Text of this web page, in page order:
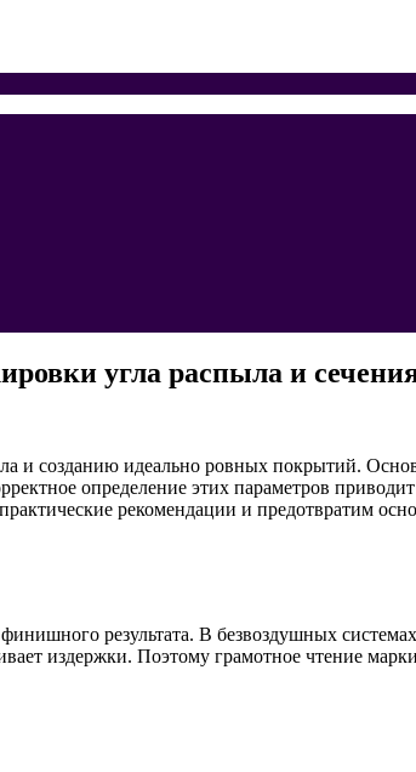
угла распыла и
и созданию идеально ровных покрытий.
определение этих параметров
рекомендации и предотвратим
результата. В безвоздушных
издержки. Поэтому грамотное чтение